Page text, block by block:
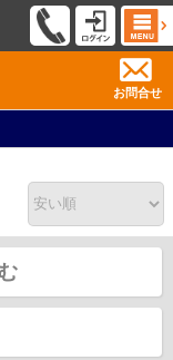
お問合せ